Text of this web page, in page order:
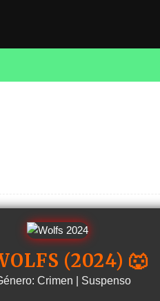
(2024) 🐺
Crimen | Suspenso